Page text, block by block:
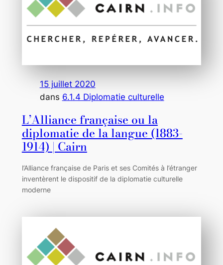
15 juillet 2020
dans 6.1.4 Diplomatie culturelle
L’Alliance française ou la
diplomatie de la langue (1883-
1914) | Cairn
l’Alliance française de Paris et ses Comités à l’étranger
inventèrent le dispositif de la diplomatie culturelle
moderne